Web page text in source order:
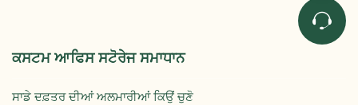
ਕਸਟਮ ਆਫਿਸ ਸਟੋਰੇਜ ਸਮਾਧਾਨ
ਸਾਡੇ ਦਫ਼ਤਰ ਦੀਆਂ ਅਲਮਾਰੀਆਂ ਕਿਉਂ ਚੁਣੋ